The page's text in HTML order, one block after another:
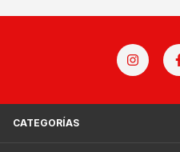
CATEGORÍAS